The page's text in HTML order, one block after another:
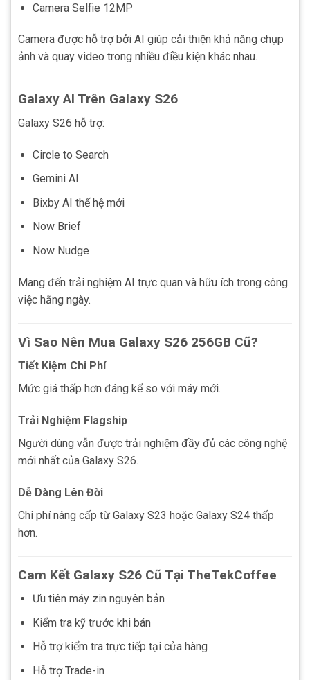
Camera Selfie 12MP
Camera được hỗ trợ bởi AI giúp cải thiện khả năng chụp
ảnh và quay video trong nhiều điều kiện khác nhau.
Galaxy AI Trên Galaxy S26
Galaxy S26 hỗ trợ:
Circle to Search
Gemini AI
Bixby AI thế hệ mới
Now Brief
Now Nudge
Mang đến trải nghiệm AI trực quan và hữu ích trong công
việc hằng ngày.
Vì Sao Nên Mua Galaxy S26 256GB Cũ?
Tiết Kiệm Chi Phí
Mức giá thấp hơn đáng kể so với máy mới.
Trải Nghiệm Flagship
Người dùng vẫn được trải nghiệm đầy đủ các công nghệ
mới nhất của Galaxy S26.
Dễ Dàng Lên Đời
Chi phí nâng cấp từ Galaxy S23 hoặc Galaxy S24 thấp
hơn.
Cam Kết Galaxy S26 Cũ Tại TheTekCoffee
Ưu tiên máy zin nguyên bản
Kiểm tra kỹ trước khi bán
Hỗ trợ kiểm tra trực tiếp tại cửa hàng
Hỗ trợ Trade-in